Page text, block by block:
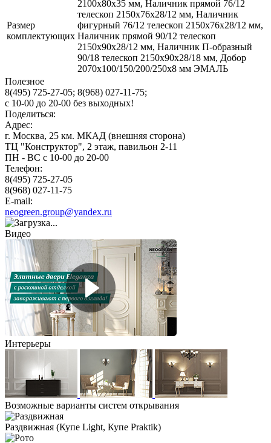
Размер
комплектующих
2100х80х35 мм, Наличник прямой 76/12
телескоп 2150х76х28/12 мм, Наличник
фигурный 76/12 телескоп 2150х76х28/12 мм,
Наличник прямой 90/12 телескоп
2150х90х28/12 мм, Наличник П-образный
90/18 телескоп 2150х90х28/18 мм, Добор
2070х100/150/200/250х8 мм ЭМАЛЬ
Полезное
8(495) 725-27-05; 8(968) 027-11-75;
с 10-00 до 20-00 без выходных!
Поделиться:
Адрес:
г. Москва, 25 км. МКАД (внешняя сторона)
ТЦ "Конструктор", 2 этаж, павильон 2-11
ПН - ВС с 10-00 до 20-00
Телефон:
8(495) 725-27-05
8(968) 027-11-75
E-mail:
neogreen.group@yandex.ru
Видео
Интерьеры
Возможные варианты систем открывания
Раздвижная (Купе Light, Купе Praktik)